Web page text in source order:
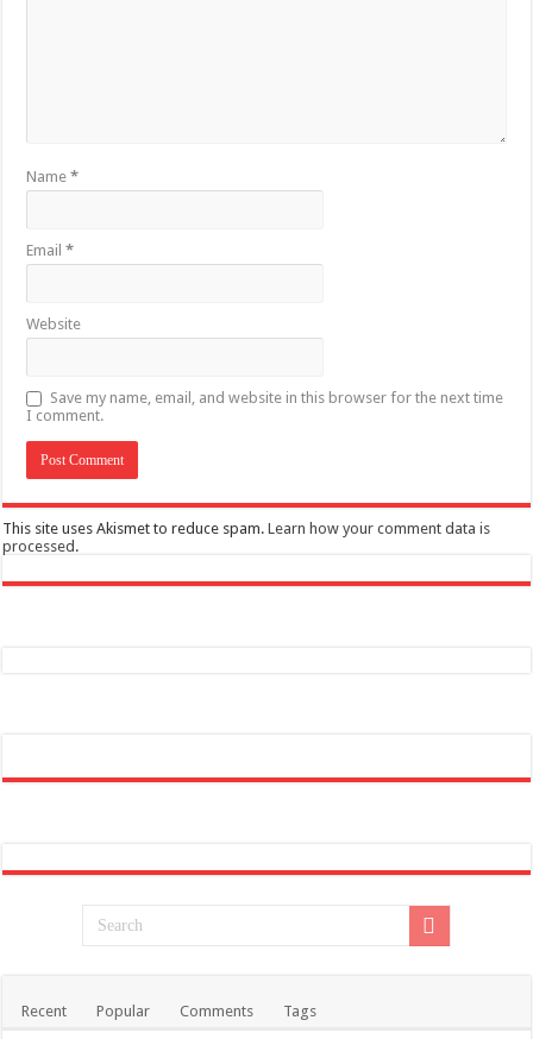
Name*
Email*
Website
Save my name, email, and website in this browser for the next time
I comment.
This site uses Akismet to reduce spam.Learn how your comment data is
processed .
Recent Popular Comments Tags